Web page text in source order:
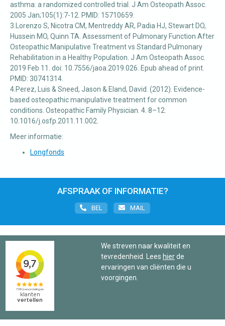
asthma: a randomized controlled trial. J Am Osteopath Assoc.
2005 Jan;105(1):7-12. PMID: 15710659.
3.Lorenzo S, Nicotra CM, Mentreddy AR, Padia HJ, Stewart DO,
Hussein MO, Quinn TA. Assessment of Pulmonary Function After
Osteopathic Manipulative Treatment vs Standard Pulmonary
Rehabilitation in a Healthy Population. J Am Osteopath Assoc.
2019 Feb 11. doi: 10.7556/jaoa.2019.026. Epub ahead of print.
PMID: 30741314.
4.Perez, Luis & Sneed, Jason & Eland, David. (2012). Evidence-
based osteopathic manipulative treatment for common
conditions. Osteopathic Family Physician. 4. 8–12.
10.1016/j.osfp.2011.11.002.
Meer informatie:
Longfonds
AFSPRAAK OF INFORMATIE?
BEL MAIL
We streven naar kwaliteit en
tevredenheid. Lees hierde
ervaringen van cliënten die u
voorgingen.